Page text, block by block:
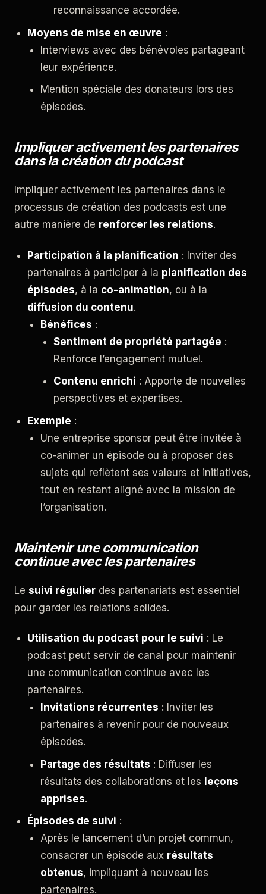
reconnaissance accordée.
Moyens de mise en œuvre :
Interviews avec des bénévoles partageant
leur expérience.
Mention spéciale des donateurs lors des
épisodes.
Impliquer activement les partenaires
dans la création du podcast
Impliquer activement les partenaires dans le
processus de création des podcasts est une
autre manière de renforcer les relations.
Participation à la planification : Inviter des
partenaires à participer à la planification des
épisodes, à la co-animation, ou à la
diffusion du contenu.
Bénéfices :
Sentiment de propriété partagée :
Renforce l’engagement mutuel.
Contenu enrichi : Apporte de nouvelles
perspectives et expertises.
Exemple :
Une entreprise sponsor peut être invitée à
co-animer un épisode ou à proposer des
sujets qui reflètent ses valeurs et initiatives,
tout en restant aligné avec la mission de
l’organisation.
Maintenir une communication
continue avec les partenaires
Le suivi régulier des partenariats est essentiel
pour garder les relations solides.
Utilisation du podcast pour le suivi : Le
podcast peut servir de canal pour maintenir
une communication continue avec les
partenaires.
Invitations récurrentes : Inviter les
partenaires à revenir pour de nouveaux
épisodes.
Partage des résultats : Diffuser les
résultats des collaborations et les leçons
apprises.
Épisodes de suivi :
Après le lancement d’un projet commun,
consacrer un épisode aux résultats
obtenus, impliquant à nouveau les
partenaires.